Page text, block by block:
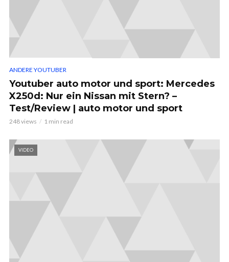
ANDERE YOUTUBER
Youtuber auto motor und sport: Mercedes
X250d: Nur ein Nissan mit Stern? –
Test/Review | auto motor und sport
248 views 1 min read
VIDEO